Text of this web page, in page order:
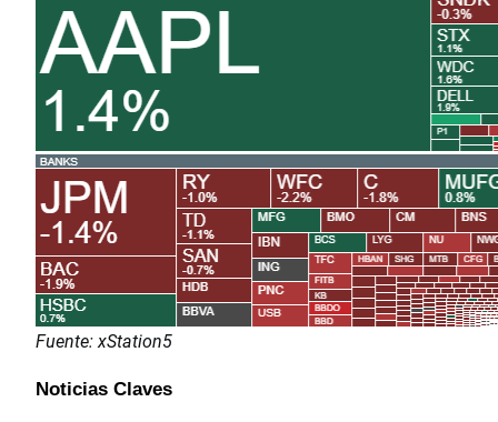
Fuente: xStation5
Noticias Claves